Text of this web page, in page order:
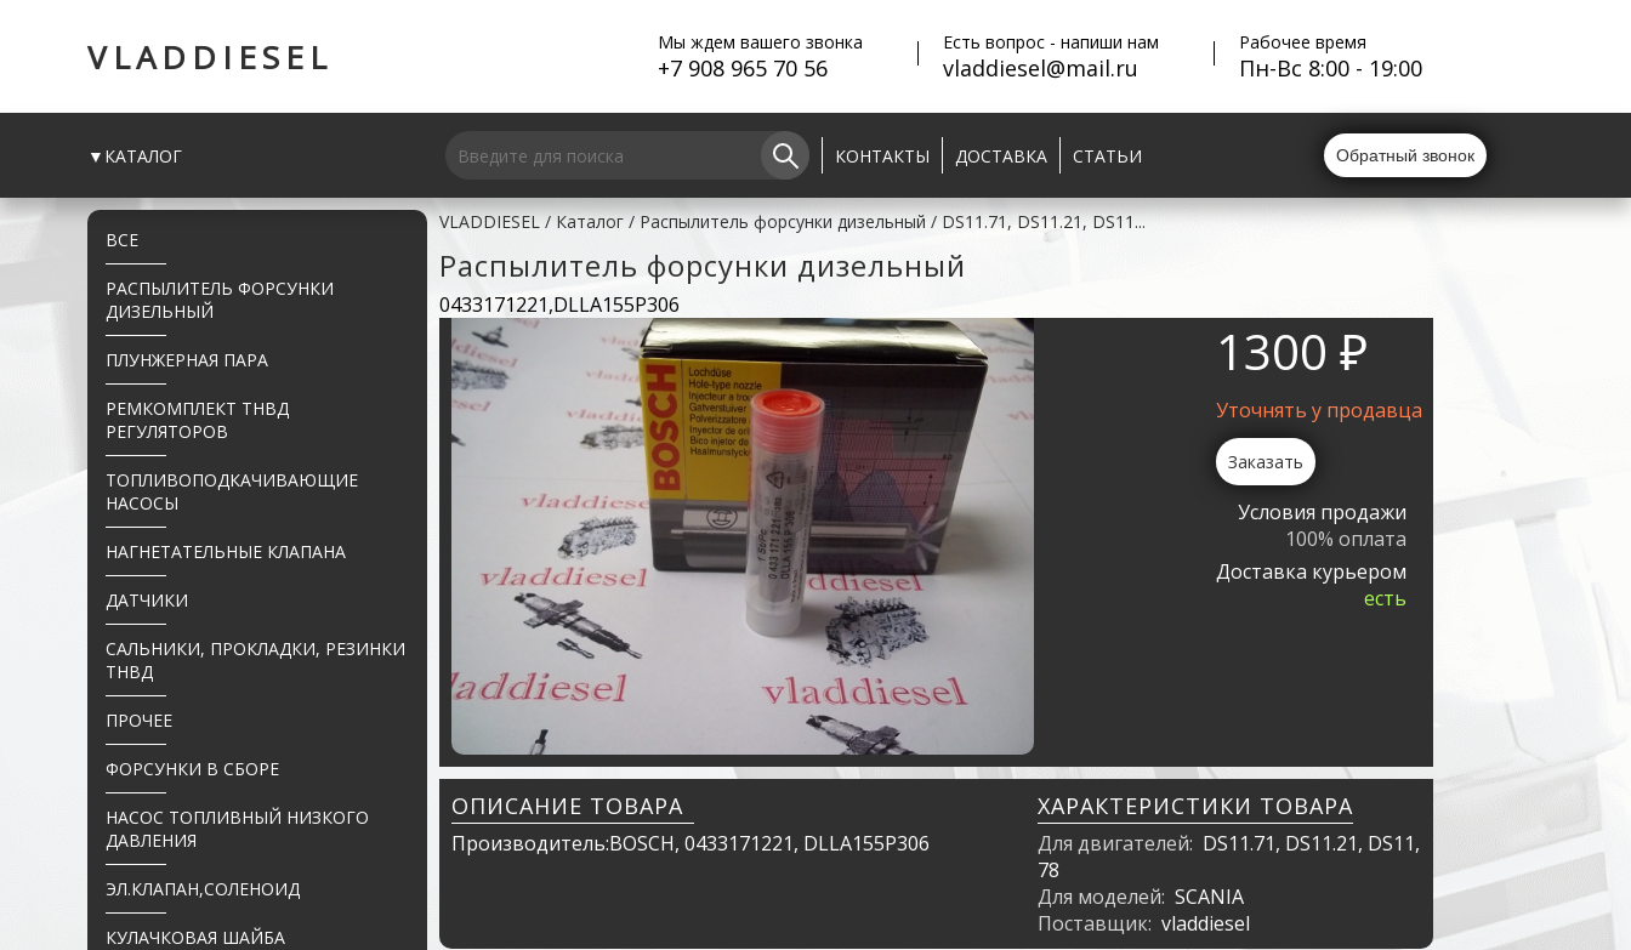
VLADDIESEL Мы ждем вашего звонка
+7 908 965 70 56
Есть вопрос - напиши нам
vladdiesel@mail.ru
Рабочее время
Пн-Вс 8:00 - 19:00
▼КАТАЛОГ КОНТАКТЫ ДОСТАВКА СТАТЬИ Обратный звонок
ВСЕ
РАСПЫЛИТЕЛЬ ФОРСУНКИ
ДИЗЕЛЬНЫЙ
ПЛУНЖЕРНАЯ ПАРА
РЕМКОМПЛЕКТ ТНВД
РЕГУЛЯТОРОВ
ТОПЛИВОПОДКАЧИВАЮЩИЕ
НАСОСЫ
НАГНЕТАТЕЛЬНЫЕ КЛАПАНА
ДАТЧИКИ
САЛЬНИКИ, ПРОКЛАДКИ, РЕЗИНКИ
ТНВД
ПРОЧЕЕ
ФОРСУНКИ В СБОРЕ
НАСОС ТОПЛИВНЫЙ НИЗКОГО
ДАВЛЕНИЯ
ЭЛ.КЛАПАН,СОЛЕНОИД
КУЛАЧКОВАЯ ШАЙБА
VLADDIESEL/Каталог /Распылитель форсунки дизельный /DS11.71, DS11.21, DS11...
Распылитель форсунки дизельный
0433171221,DLLA155P306
1300 ₽
Уточнять у продавца
Заказать
Условия продажи
100% оплата
Доставка курьером
есть
ОПИСАНИЕ ТОВАРА
Производитель:BOSCH, 0433171221, DLLA155P306
ХАРАКТЕРИСТИКИ ТОВАРА
Для двигателей: DS11.71, DS11.21, DS11,
78
Для моделей:SCANIA
Поставщик:vladdiesel